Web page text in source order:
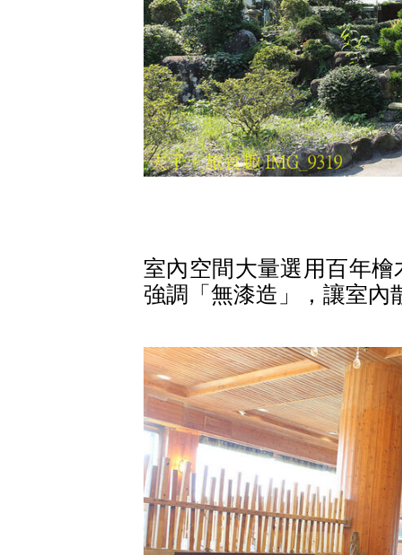
室內空間大量選用百年
強調「無漆造」，讓室內